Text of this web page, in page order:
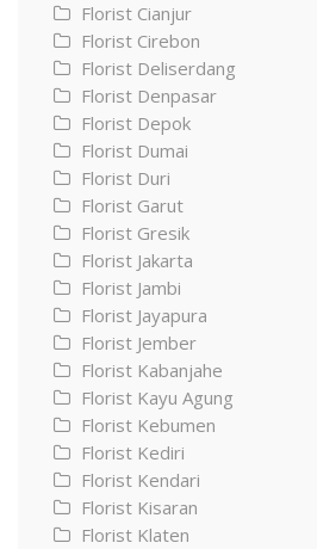
Florist Cianjur
Florist Cirebon
Florist Deliserdang
Florist Denpasar
Florist Depok
Florist Dumai
Florist Duri
Florist Garut
Florist Gresik
Florist Jakarta
Florist Jambi
Florist Jayapura
Florist Jember
Florist Kabanjahe
Florist Kayu Agung
Florist Kebumen
Florist Kediri
Florist Kendari
Florist Kisaran
Florist Klaten